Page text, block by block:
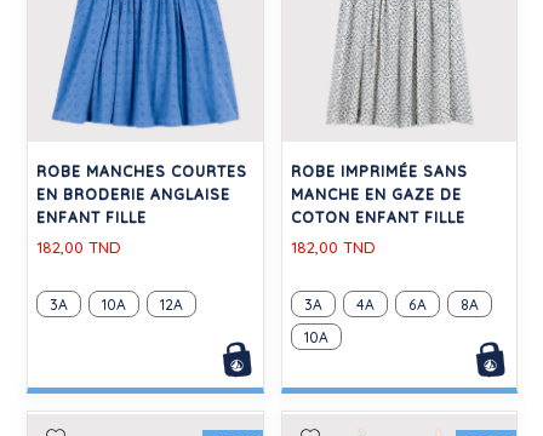
ROBE MANCHES COURTES
EN BRODERIE ANGLAISE
ENFANT FILLE
182,00 TND
3A 10A 12A
ROBE IMPRIMÉE SANS
MANCHE EN GAZE DE
COTON ENFANT FILLE
182,00 TND
3A 4A 6A
8A
10A